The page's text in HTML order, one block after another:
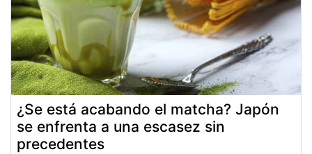
¿Se está acabando el matcha? Japón
se enfrenta a una escasez sin
precedentes